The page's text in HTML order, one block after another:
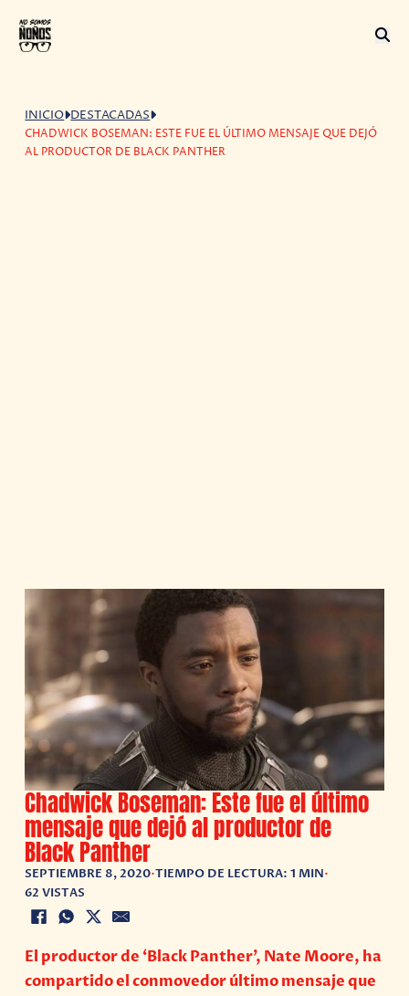
INICIO DESTACADAS
CHADWICK BOSEMAN: ESTE FUE EL ÚLTIMO MENSAJE QUE DEJÓ
AL PRODUCTOR DE BLACK PANTHER
Chadwick Boseman: Este fue el último
mensaje que dejó al productor de
Black Panther
SEPTIEMBRE 8, 2020•TIEMPO DE LECTURA: 1 MIN•
62 VISTAS
El productor de ‘Black Panther’, Nate Moore, ha
compartido el conmovedor último mensaje que